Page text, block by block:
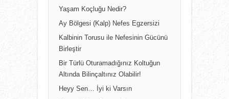
Yaşam Koçluğu Nedir?
Ay Bölgesi (Kalp) Nefes Egzersizi
Kalbinin Torusu ile Nefesinin Gücünü
Birleştir
Bir Türlü Oturamadığınız Koltuğun
Altında Bilinçaltınız Olabilir!
Heyy Sen… İyi ki Varsın